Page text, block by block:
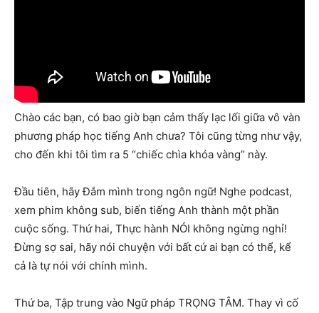
Chào các bạn, có bao giờ bạn cảm thấy lạc lối giữa vô vàn
phương pháp học tiếng Anh chưa? Tôi cũng từng như vậy,
cho đến khi tôi tìm ra 5 “chiếc chìa khóa vàng” này.
Đầu tiên, hãy Đắm mình trong ngôn ngữ! Nghe podcast,
xem phim không sub, biến tiếng Anh thành một phần
cuộc sống. Thứ hai, Thực hành NÓI không ngừng nghỉ!
Đừng sợ sai, hãy nói chuyện với bất cứ ai bạn có thể, kể
cả là tự nói với chính mình.
Thứ ba, Tập trung vào Ngữ pháp TRỌNG TÂM. Thay vì cố